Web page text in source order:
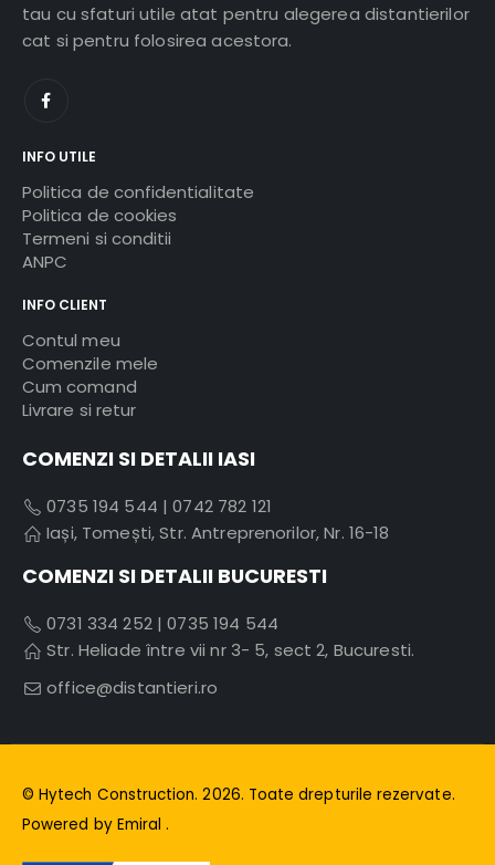
tau cu sfaturi utile atat pentru alegerea distantierilor
cat si pentru folosirea acestora.
INFO UTILE
Politica de confidentialitate
Politica de cookies
Termeni si conditii
ANPC
INFO CLIENT
Contul meu
Comenzile mele
Cum comand
Livrare si retur
COMENZI SI DETALII IASI
0735 194 544 |0742 782 121
Iași, Tomești, Str. Antreprenorilor, Nr. 16-18
COMENZI SI DETALII BUCURESTI
0731 334 252|0735 194 544
Str. Heliade între vii nr 3- 5, sect 2, Bucuresti.
office@distantieri.ro
© Hytech Construction. 2026. Toate drepturile rezervate.
Powered by Emiral.